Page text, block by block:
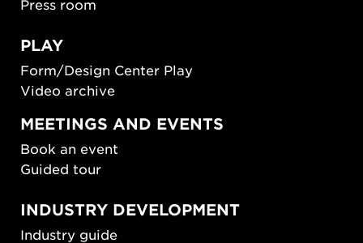
Press room
PLAY
Form/Design Center Play
Video archive
MEETINGS AND EVENTS
Book an event
Guided tour
INDUSTRY DEVELOPMENT
Industry guide